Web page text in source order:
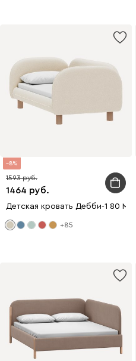
8
1464
1593
Детская кровать Дебби-1 80
+85